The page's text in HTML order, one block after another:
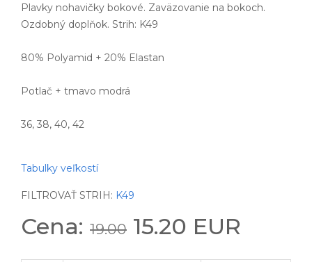
Plavky nohavičky bokové. Zaväzovanie na bokoch.
Ozdobný doplňok. Strih: K49
80% Polyamid + 20% Elastan
Potlač + tmavo modrá
36, 38, 40, 42
Tabulky veľkostí
FILTROVAŤ STRIH: K49
Cena: 19.00 15.20 EUR